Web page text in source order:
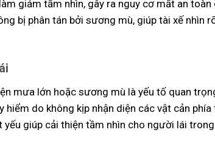
giảm tầm nhìn, gây ra nguy cơ mất an
bị phân tán bởi sương mù, giúp tài xế nhìn
mưa lớn hoặc sương mù là yếu tố quan
hiểm do không kịp nhận diện các vật cản
giúp cải thiện tầm nhìn cho người lái